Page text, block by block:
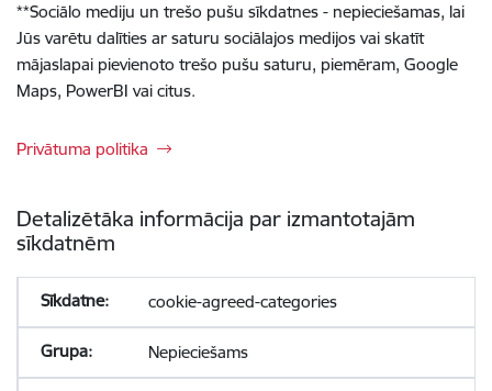
**Sociālo mediju un trešo pušu sīkdatnes - nepieciešamas, lai
Jūs varētu dalīties ar saturu sociālajos medijos vai skatīt
mājaslapai pievienoto trešo pušu saturu, piemēram, Google
Maps, PowerBI vai citus.
Privātuma politika
Detalizētāka informācija par izmantotajām
sīkdatnēm
cookie-agreed-categories
Nepieciešams